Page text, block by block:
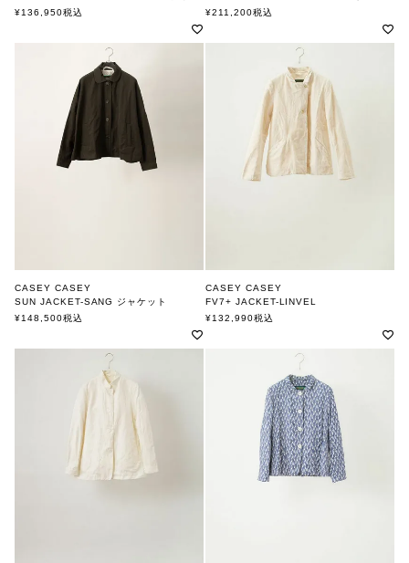
ケーシーケーシー
¥136,950税込
ケーシーケーシー
¥211,200税込
CASEY CASEY
SUN JACKET-SANG ジャケット
ケーシーケーシー
¥148,500税込
CASEY CASEY
FV7+ JACKET-LINVEL
ケーシーケーシー
¥132,990税込